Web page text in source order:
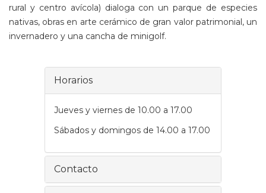
rural y centro avícola) dialoga con un parque de especies
nativas, obras en arte cerámico de gran valor patrimonial, un
invernadero y una cancha de minigolf.
Horarios
Jueves y viernes de 10.00 a 17.00
Sábados y domingos de 14.00 a 17.00
Contacto